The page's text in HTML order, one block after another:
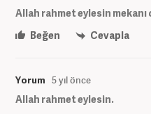
Allah rahmet eylesin
Beğen
Cevapla
Yorum 5 yıl önce
Allah rahmet eylesin.